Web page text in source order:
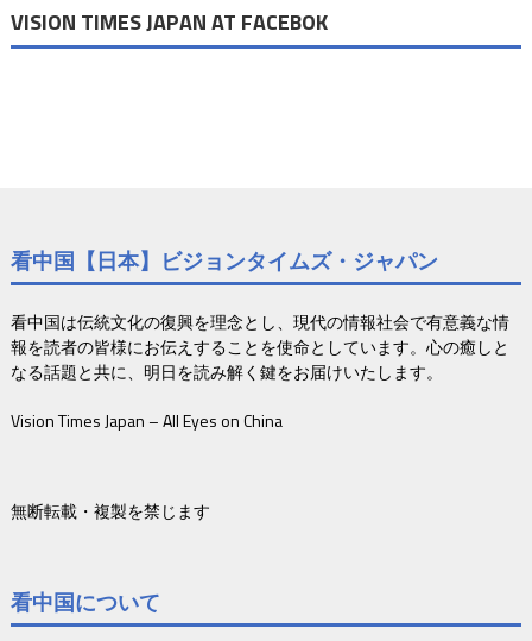
VISION TIMES JAPAN AT FACEBOK
看中国【日本】ビジョンタイムズ・ジャパン
看中国は伝統文化の復興を理念とし、現代の情報社会で有意義な情
報を読者の皆様にお伝えすることを使命としています。心の癒しと
なる話題と共に、明日を読み解く鍵をお届けいたします。
Vision Times Japan – All Eyes on China
無断転載・複製を禁じます
看中国について